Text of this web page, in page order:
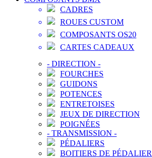
CADRES
ROUES CUSTOM
COMPOSANTS OS20
CARTES CADEAUX
- DIRECTION -
FOURCHES
GUIDONS
POTENCES
ENTRETOISES
JEUX DE DIRECTION
POIGNÉES
- TRANSMISSION -
PÉDALIERS
BOITIERS DE PÉDALIER